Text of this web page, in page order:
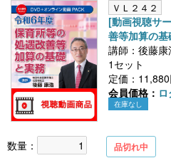
ＶＬ２４２
[動画視聴サ
善等加算の
講師：後藤康
1セット
定価：11,880
会員価格：
在庫なし
数量： 品切れ中